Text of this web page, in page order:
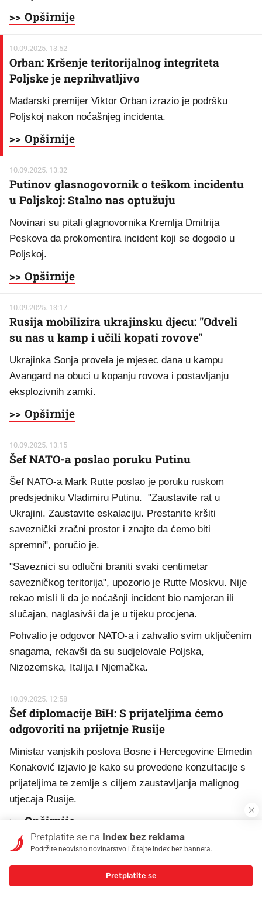
>> Opširnije
10.09.2025. 13:52
Orban: Kršenje teritorijalnog integriteta
Poljske je neprihvatljivo
Mađarski premijer Viktor Orban izrazio je podršku
Poljskoj nakon noćašnjeg incidenta.
>> Opširnije
10.09.2025. 13:32
Putinov glasnogovornik o teškom incidentu
u Poljskoj: Stalno nas optužuju
Novinari su pitali glagnovornika Kremlja Dmitrija
Peskova da prokomentira incident koji se dogodio u
Poljskoj.
>> Opširnije
10.09.2025. 13:17
Rusija mobilizira ukrajinsku djecu: "Odveli
su nas u kamp i učili kopati rovove"
Ukrajinka Sonja provela je mjesec dana u kampu
Avangard na obuci u kopanju rovova i postavljanju
eksplozivnih zamki.
>> Opširnije
10.09.2025. 13:15
Šef NATO-a poslao poruku Putinu
Šef NATO-a Mark Rutte poslao je poruku ruskom
predsjedniku Vladimiru Putinu. "Zaustavite rat u
Ukrajini. Zaustavite eskalaciju. Prestanite kršiti
saveznički zračni prostor i znajte da ćemo biti
spremni", poručio je.
"Saveznici su odlučni braniti svaki centimetar
savezničkog teritorija", upozorio je Rutte Moskvu. Nije
rekao misli li da je noćašnji incident bio namjeran ili
slučajan, naglasivši da je u tijeku procjena.
Pohvalio je odgovor NATO-a i zahvalio svim uključenim
snagama, rekavši da su sudjelovale Poljska,
Nizozemska, Italija i Njemačka.
10.09.2025. 12:58
Šef diplomacije BiH: S prijateljima ćemo
odgovoriti na prijetnje Rusije
Ministar vanjskih poslova Bosne i Hercegovine Elmedin
Konaković izjavio je kako su provedene konzultacije s
prijateljima te zemlje s ciljem zaustavljanja malignog
utjecaja Rusije.
>> Opširnije
10.09.2025. 12:58
Ruski mediji: Nema olupina naših dronova u
Poljskoj. Ako ih i bude, bit će podmetnute
Pretplatite se na Index bez reklama
Podržite neovisno novinarstvo i čitajte Index bez bannera.
Pretplatite se